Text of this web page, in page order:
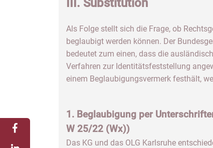
III. Substitution
Als Folge stellt sich die Frage, ob
beglaubigt werden können. Der
bedeutet zum einen, dass die
Verfahren zur Identitätsfeststellung
einem Beglaubigungsvermerk festhält,
1. Beglaubigung per
W 25/22 (Wx))
Das KG und das OLG Karlsruhe